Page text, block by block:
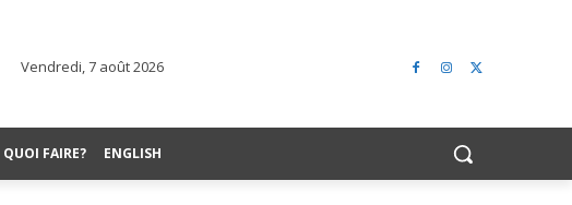
Vendredi, 7 août 2026
QUOI FAIRE? ENGLISH